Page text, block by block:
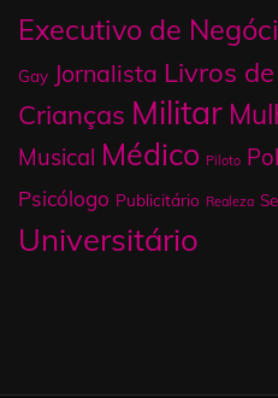
Executivo de
Gay Jornalista Livros
Crianças Militar
Musical Médico Piloto
Psicólogo Publicitário Realeza
Universitário